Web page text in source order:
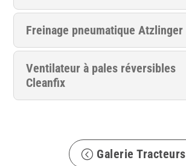
Freinage pneumatique Atzlinger
Ventilateur à pales réversibles
Cleanfix
Galerie Tracteurs